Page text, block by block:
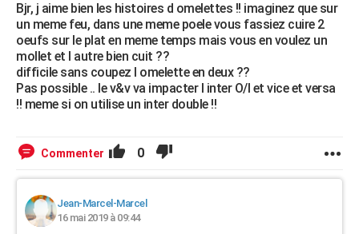
Bjr, j aime bien les histoires d omelettes !! imaginez que sur
un meme feu, dans une meme poele vous fassiez cuire 2
oeufs sur le plat en meme temps mais vous en voulez un
mollet et l autre bien cuit ??
difficile sans coupez l omelette en deux ??
Pas possible .. le v&v va impacter l inter O/I et vice et versa
!! meme si on utilise un inter double !!
Commenter 0
Jean-Marcel-Marcel
16 mai 2019 à 09:44